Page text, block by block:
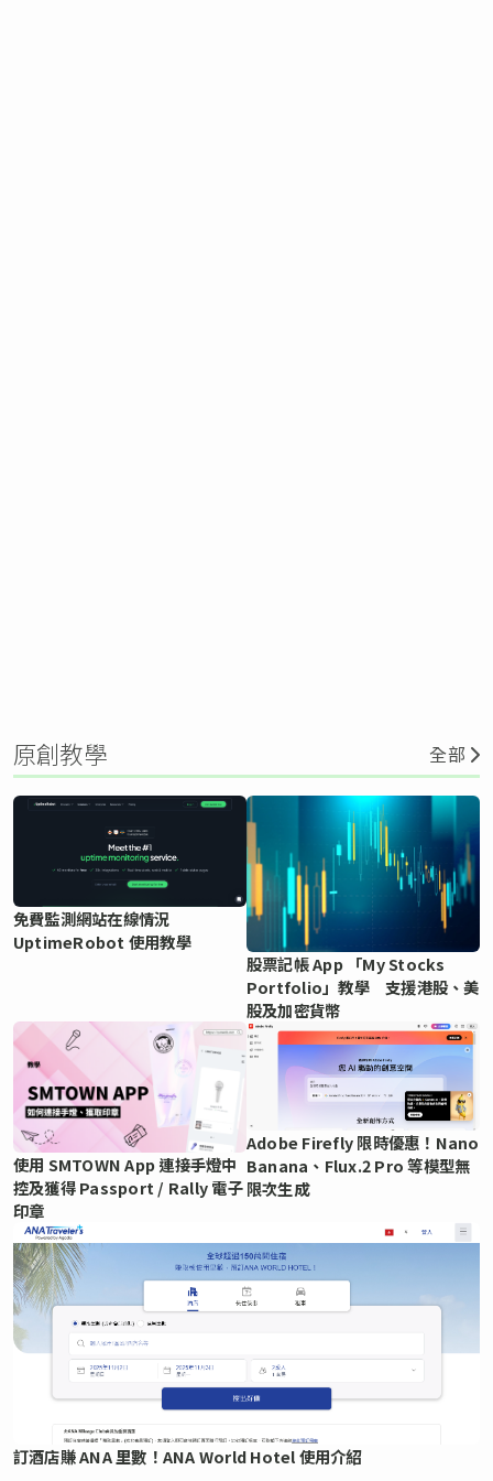
原創教學 全部
免費監測網站在線情況
UptimeRobot 使用教學
股票記帳 App 「My Stocks
Portfolio」教學 支援港股、美
股及加密貨幣
使用 SMTOWN App 連接手燈中
控及獲得 Passport / Rally 電子
印章
Adobe Firefly 限時優惠！Nano
Banana、Flux.2 Pro 等模型無
限次生成
訂酒店賺 ANA 里數！ANA World Hotel 使用介紹